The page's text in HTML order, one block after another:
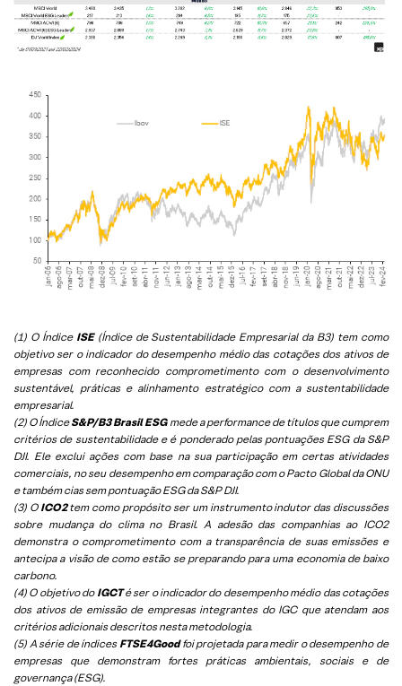
(1) O Índice ISE(Índice de Sustentabilidade Empresarial da B3) tem como
objetivo ser o indicador do desempenho médio das cotações dos ativos de
empresas com reconhecido comprometimento com o desenvolvimento
sustentável, práticas e alinhamento estratégico com a sustentabilidade
empresarial.
(2) O ÍndiceS&P/B3 Brasil ESGmede a performance de títulos que cumprem
critérios de sustentabilidade e é ponderado pelas pontuações ESG da S&P
DJI. Ele exclui ações com base na sua participação em certas atividades
comerciais, no seu desempenho em comparação com o Pacto Global da ONU
e também cias sem pontuação ESG da S&P DJI.
(3) O ICO2tem como propósito ser um instrumento indutor das discussões
sobre mudança do clima no Brasil. A adesão das companhias ao ICO2
demonstra o comprometimento com a transparência de suas emissões e
antecipa a visão de como estão se preparando para uma economia de baixo
carbono.
(4) O objetivo do IGCTé ser o indicador do desempenho médio das cotações
dos ativos de emissão de empresas integrantes do IGC que atendam aos
critérios adicionais descritos nesta metodologia.
(5) A série de índices FTSE4Goodfoi projetada para medir o desempenho de
empresas que demonstram fortes práticas ambientais, sociais e de
governança (ESG).